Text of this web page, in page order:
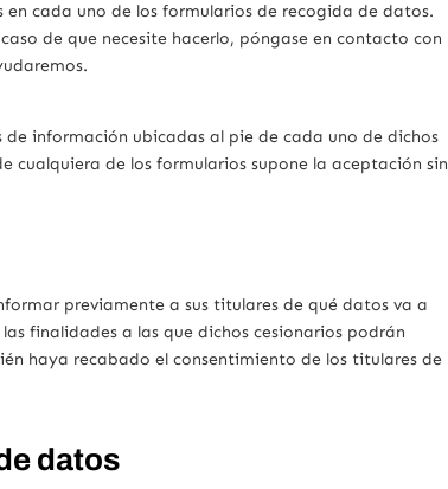
cada uno de los formularios de recogida de datos.
de que necesite hacerlo, póngase en contacto con
información ubicadas al pie de cada uno de dichos
cualquiera de los formularios supone la aceptación sin
previamente a sus titulares de qué datos va a
finalidades a las que dichos cesionarios podrán
haya recabado el consentimiento de los titulares de
datos